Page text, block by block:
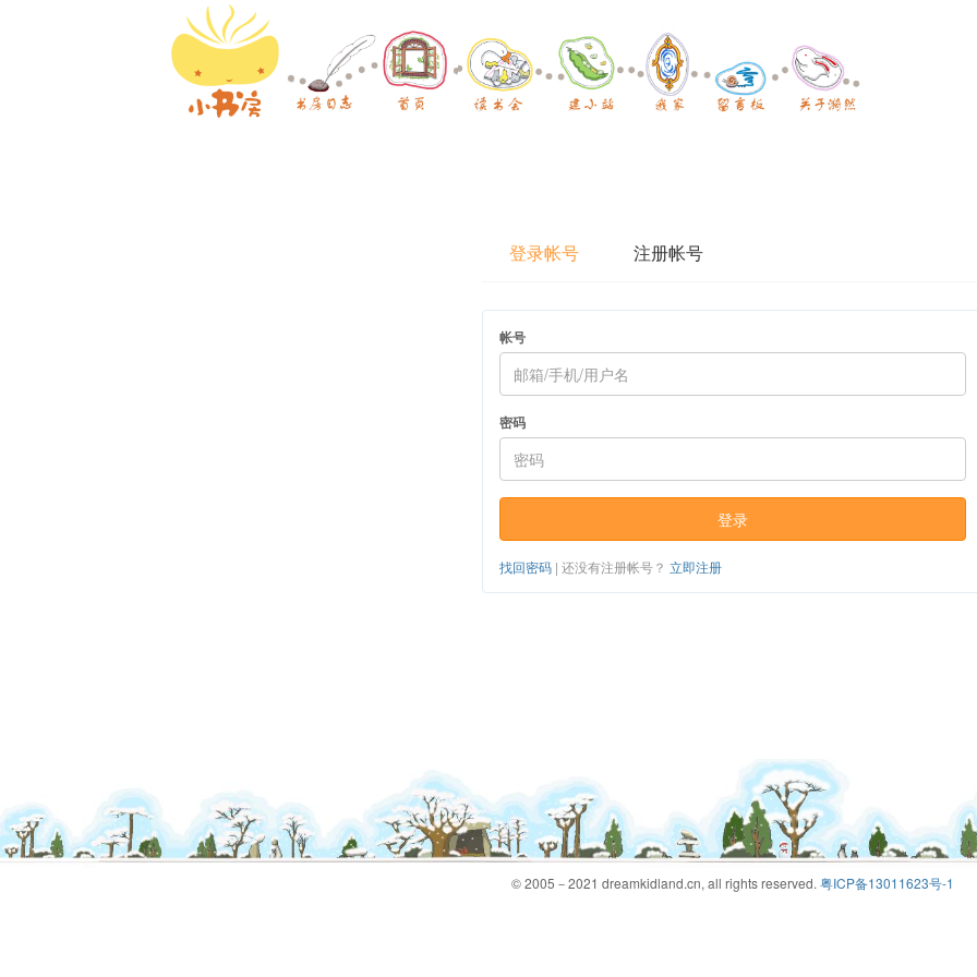
登录帐号 注册帐号
帐号
密码
登录
找回密码 | 还没有注册帐号？ 立即注册
© 2005－2021 dreamkidland.cn, all rights reserved. 粤ICP备13011623号-1